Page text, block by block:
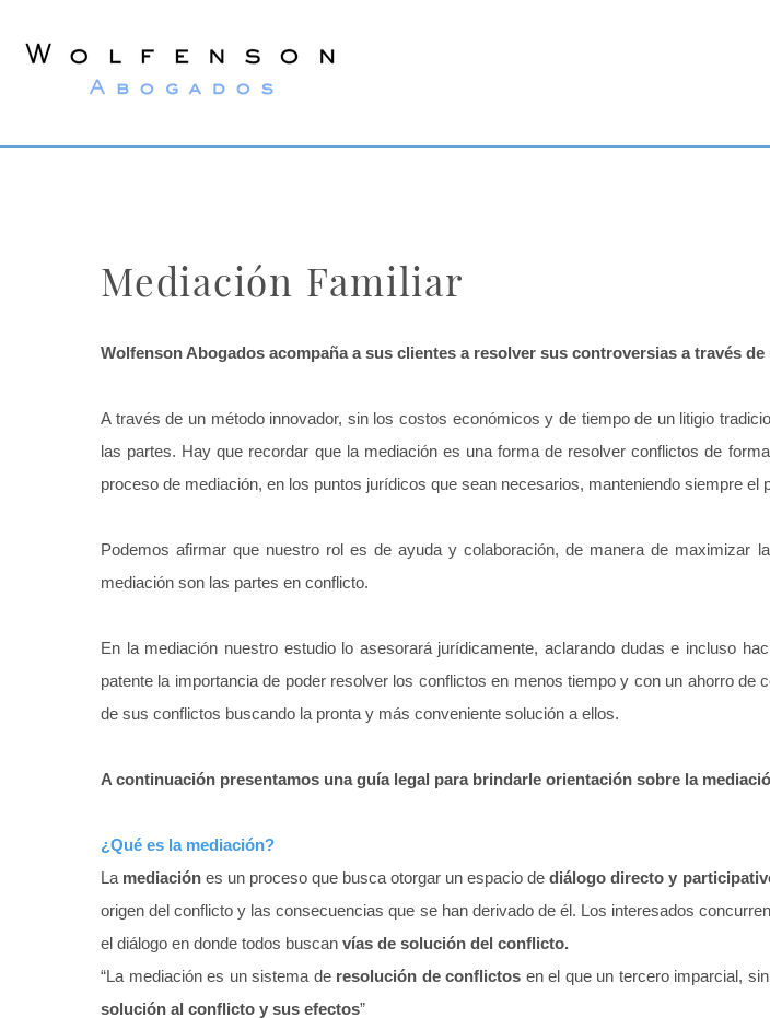
Mediación Familiar
Wolfenson Abogados acompaña a sus clientes a resolver sus controversias a través
A través de un método innovador, sin los costos económicos y de tiempo de un litigio
las partes. Hay que recordar que la mediación es una forma de resolver conflictos de
proceso de mediación, en los puntos jurídicos que sean necesarios, manteniendo siempre el
Podemos afirmar que nuestro rol es de ayuda y colaboración, de manera de maximizar
mediación son las partes en conflicto.
En la mediación nuestro estudio lo asesorará jurídicamente, aclarando dudas e incluso
patente la importancia de poder resolver los conflictos en menos tiempo y con un ahorro
de sus conflictos buscando la pronta y más conveniente solución a ellos.
A continuación presentamos una guía legal para brindarle orientación sobre la
¿Qué es la mediación?
La mediaciónes un proceso que busca otorgar un espacio de diálogo directo y
origen del conflicto y las consecuencias que se han derivado de él. Los interesados
el diálogo en donde todos buscan vías de solución del conflicto.
“La mediación es un sistema de resolución de conflictos en el que un tercero imparcial,
solución al conflicto y sus efectos”
Wolfenson